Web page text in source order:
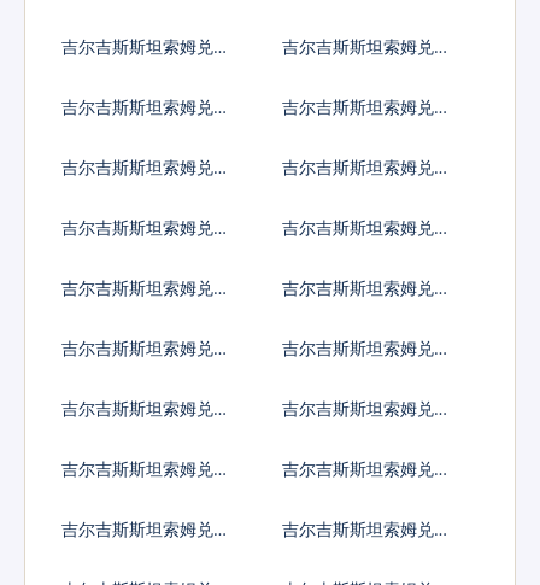
吉尔吉斯斯坦索姆兑以
吉尔吉斯斯坦索姆兑印
吉尔吉斯斯坦索姆兑墨
吉尔吉斯斯坦索姆兑林
吉尔吉斯斯坦索姆兑新
吉尔吉斯斯坦索姆兑菲
吉尔吉斯斯坦索姆兑泰
吉尔吉斯斯坦索姆兑南
吉尔吉斯斯坦索姆兑冰
吉尔吉斯斯坦索姆兑新
吉尔吉斯斯坦索姆兑澳
吉尔吉斯斯坦索姆兑津
吉尔吉斯斯坦索姆兑阿
吉尔吉斯斯坦索姆兑阿
吉尔吉斯斯坦索姆兑阿
吉尔吉斯斯坦索姆兑亚
吉尔吉斯斯坦索姆兑安
吉尔吉斯斯坦索姆兑阿